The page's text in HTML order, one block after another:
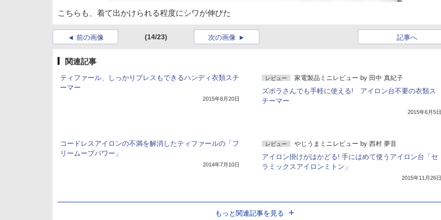
こちらも、着て出かけられる程度にシワが伸びた
前の画像 (14/23) 記事へ
次の画像
関連記事
ティファール、しっかりプレスもできるハンディ衣類スチ
ーマー
2015年8月20日
レビュー 家電製品ミニレビュー by 田中 真紀子
ズボラさんでも手軽に使える! アイロン台不要の衣類ス
チーマー
2015年6月5日
コードレスアイロンの不満を解消したティファールの「フ
リームーブパワー」
2014年7月10日
レビュー やじうまミニレビュー by 西村 夢音
アイロン掛けがはかどる! 手にはめて使うアイロン台「セ
ラミックスアイロンミトン」
2015年11月26日
もっと関連記事を見る